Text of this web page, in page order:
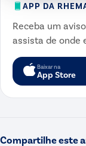
APP DA
Receba um
assista de onde
Baixar na
App Store
Compartilhe este